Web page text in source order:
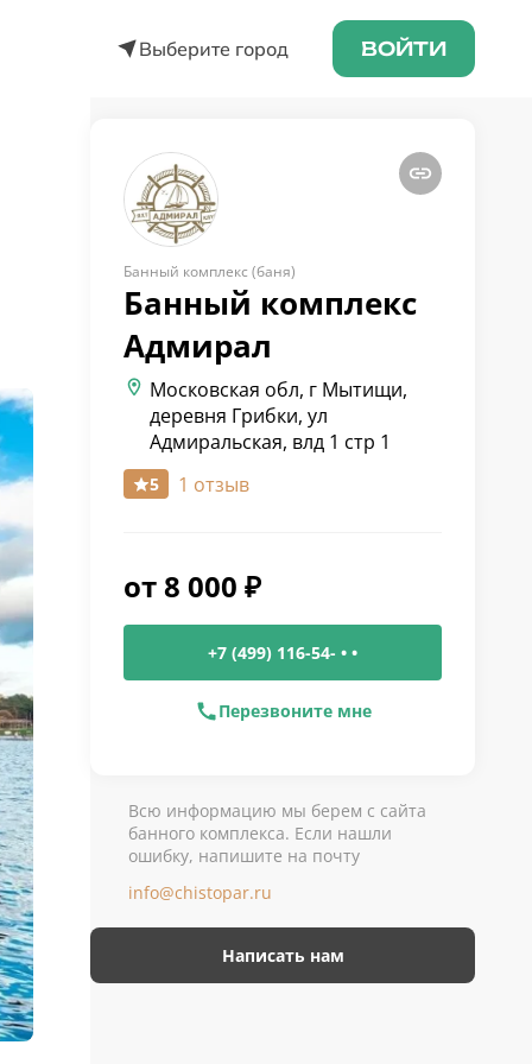
Выберите город ВОЙТИ
Банный комплекс (баня)
Банный комплекс
Адмирал
Московская обл, г Мытищи,
деревня Грибки, ул
Адмиральская, влд 1 стр 1
5 1 отзыв
от8 000 ₽
+7 (499) 116-54- • •
Перезвоните мне
Всю информацию мы берем с сайта
банного комплекса. Если нашли
ошибку, напишите на почту
info@chistopar.ru
Написать нам